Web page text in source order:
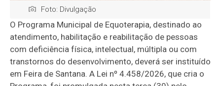
Foto: Divulgação
O Programa Municipal de Equoterapia, destinado ao
atendimento, habilitação e reabilitação de pessoas
com deficiência física, intelectual, múltipla ou com
transtornos do desenvolvimento, deverá ser instituído
em Feira de Santana. A Lei nº 4.458/2026, que cria o